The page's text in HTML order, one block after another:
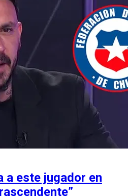
a este jugador en